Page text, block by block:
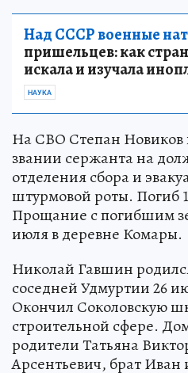
Над СССР военные
пришельцев: как
искала и изучала
НАУКА
На СВО Степан Новиков
звании сержанта на
отделения сбора и
штурмовой роты. Погиб
Прощание с погибшим
июля в деревне Комары.
Николай Гавшин
соседней Удмуртии 26
Окончил Соколовскую
строительной сфере.
родители Татьяна
Арсентьевич, брат Иван